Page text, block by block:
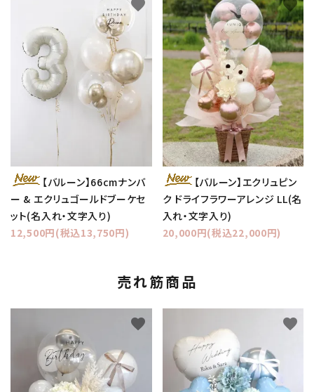
【バルーン】66cmナンバ
ー & エクリュゴールドブーケセ
ット(名入れ・文字入り)
12,500円(税込13,750円)
favorite
【バルーン】エクリュピン
ク ドライフラワーアレンジ LL(名
入れ・文字入り)
20,000円(税込22,000円)
favorite
売れ筋商品
favorite favorite